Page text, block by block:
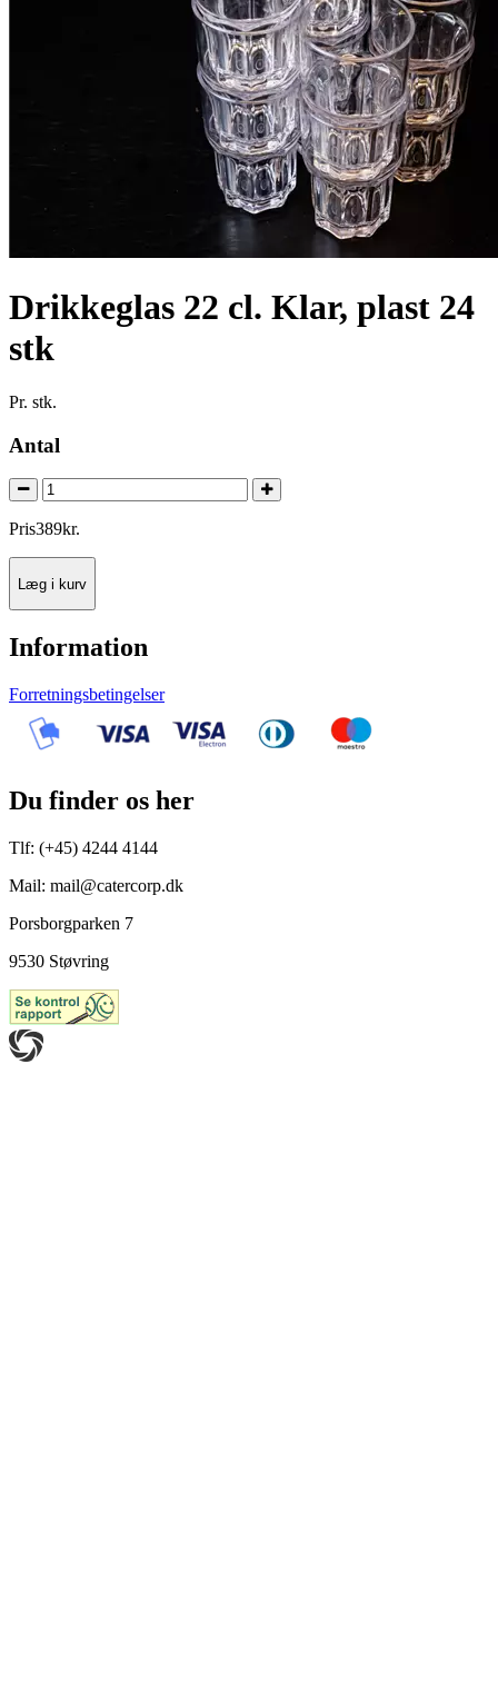
Drikkeglas 22 cl. Klar, plast 24
stk
Pr. stk.
Antal
Pris389kr.
Læg i kurv
Information
Forretningsbetingelser
Du finder os her
Tlf: (+45) 4244 4144
Mail: mail@catercorp.dk
Porsborgparken 7
9530 Støvring